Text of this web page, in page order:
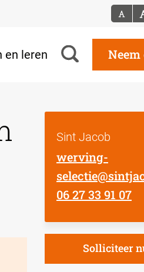
en leren
Sint Jacob
werving-
06 27 33 91 07
Solliciteer